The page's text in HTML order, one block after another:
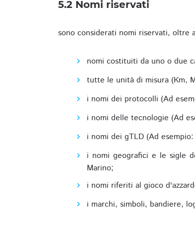
5.2 Nomi riservati
sono considerati nomi riservati, oltre
nomi costituiti da uno o due
tutte le unità di misura (Km,
i nomi dei protocolli (Ad
i nomi delle tecnologie (Ad
i nomi dei gTLD (Ad
i nomi geografici e le sigle
Marino;
i nomi riferiti al gioco
i marchi, simboli, bandiere,